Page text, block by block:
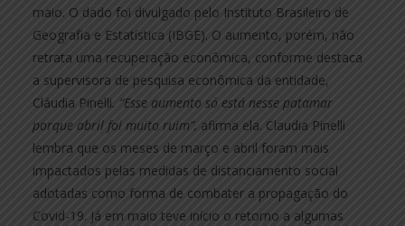
maio. O dado foi divulgado pelo Instituto Brasileiro de
Geografia e Estatística (IBGE). O aumento, porém, não
retrata uma recuperação econômica, conforme destaca
a supervisora de pesquisa econômica da entidade,
Cláudia Pinelli. “Esse aumento só está nesse patamar
porque abril foi muito ruim”, afirma ela. Claudia Pinelli
lembra que os meses de março e abril foram mais
impactados pelas medidas de distanciamento social
adotadas como forma de combater a propagação do
Covid-19. Já em maio teve início o retorno a algumas